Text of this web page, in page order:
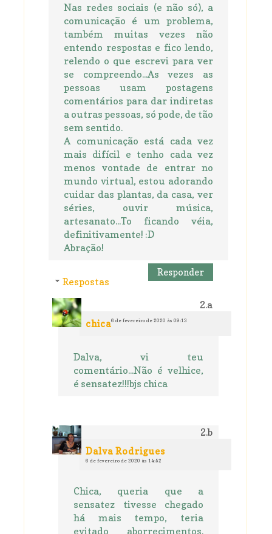
Nas redes sociais (e não só), a
comunicação é um problema,
também muitas vezes não
entendo respostas e fico lendo,
relendo o que escrevi para ver
se compreendo...As vezes as
pessoas usam postagens
comentários para dar indiretas
a outras pessoas, só pode, de tão
sem sentido.
A comunicação está cada vez
mais difícil e tenho cada vez
menos vontade de entrar no
mundo virtual, estou adorando
cuidar das plantas, da casa, ver
séries, ouvir música,
artesanato...To ficando véia,
definitivamente! :D
Abração!
Responder
Respostas
chica6 de fevereiro de 2020 às 09:13
Dalva, vi teu
comentário...Não é velhice,
é sensatez!!!bjs chica
Dalva Rodrigues
6 de fevereiro de 2020 às 14:52
Chica, queria que a
sensatez tivesse chegado
há mais tempo, teria
evitado aborrecimentos.